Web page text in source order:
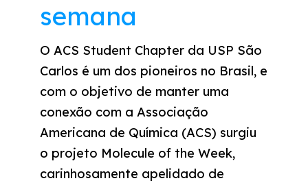
semana
O ACS Student Chapter da USP São
Carlos é um dos pioneiros no Brasil, e
com o objetivo de manter uma
conexão com a Associação
Americana de Química (ACS) surgiu
o projeto Molecule of the Week,
carinhosamente apelidado de